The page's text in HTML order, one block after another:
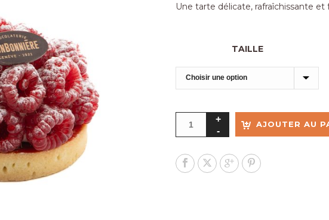
Une tarte délicate, rafraîchissante et
TAILLE
AJOUTER AU